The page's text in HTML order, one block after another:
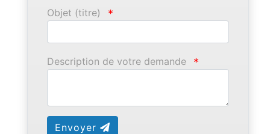
Objet (titre) *
Description de votre demande *
Envoyer